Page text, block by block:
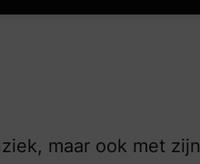
maar ook met zijn